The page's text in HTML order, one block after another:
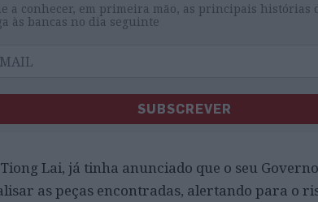
a conhecer, em primeira mão, as principais histórias
às bancas no dia seguinte
SUBSCREVER
Lai, já tinha anunciado que o seu
as peças encontradas, alertando para o